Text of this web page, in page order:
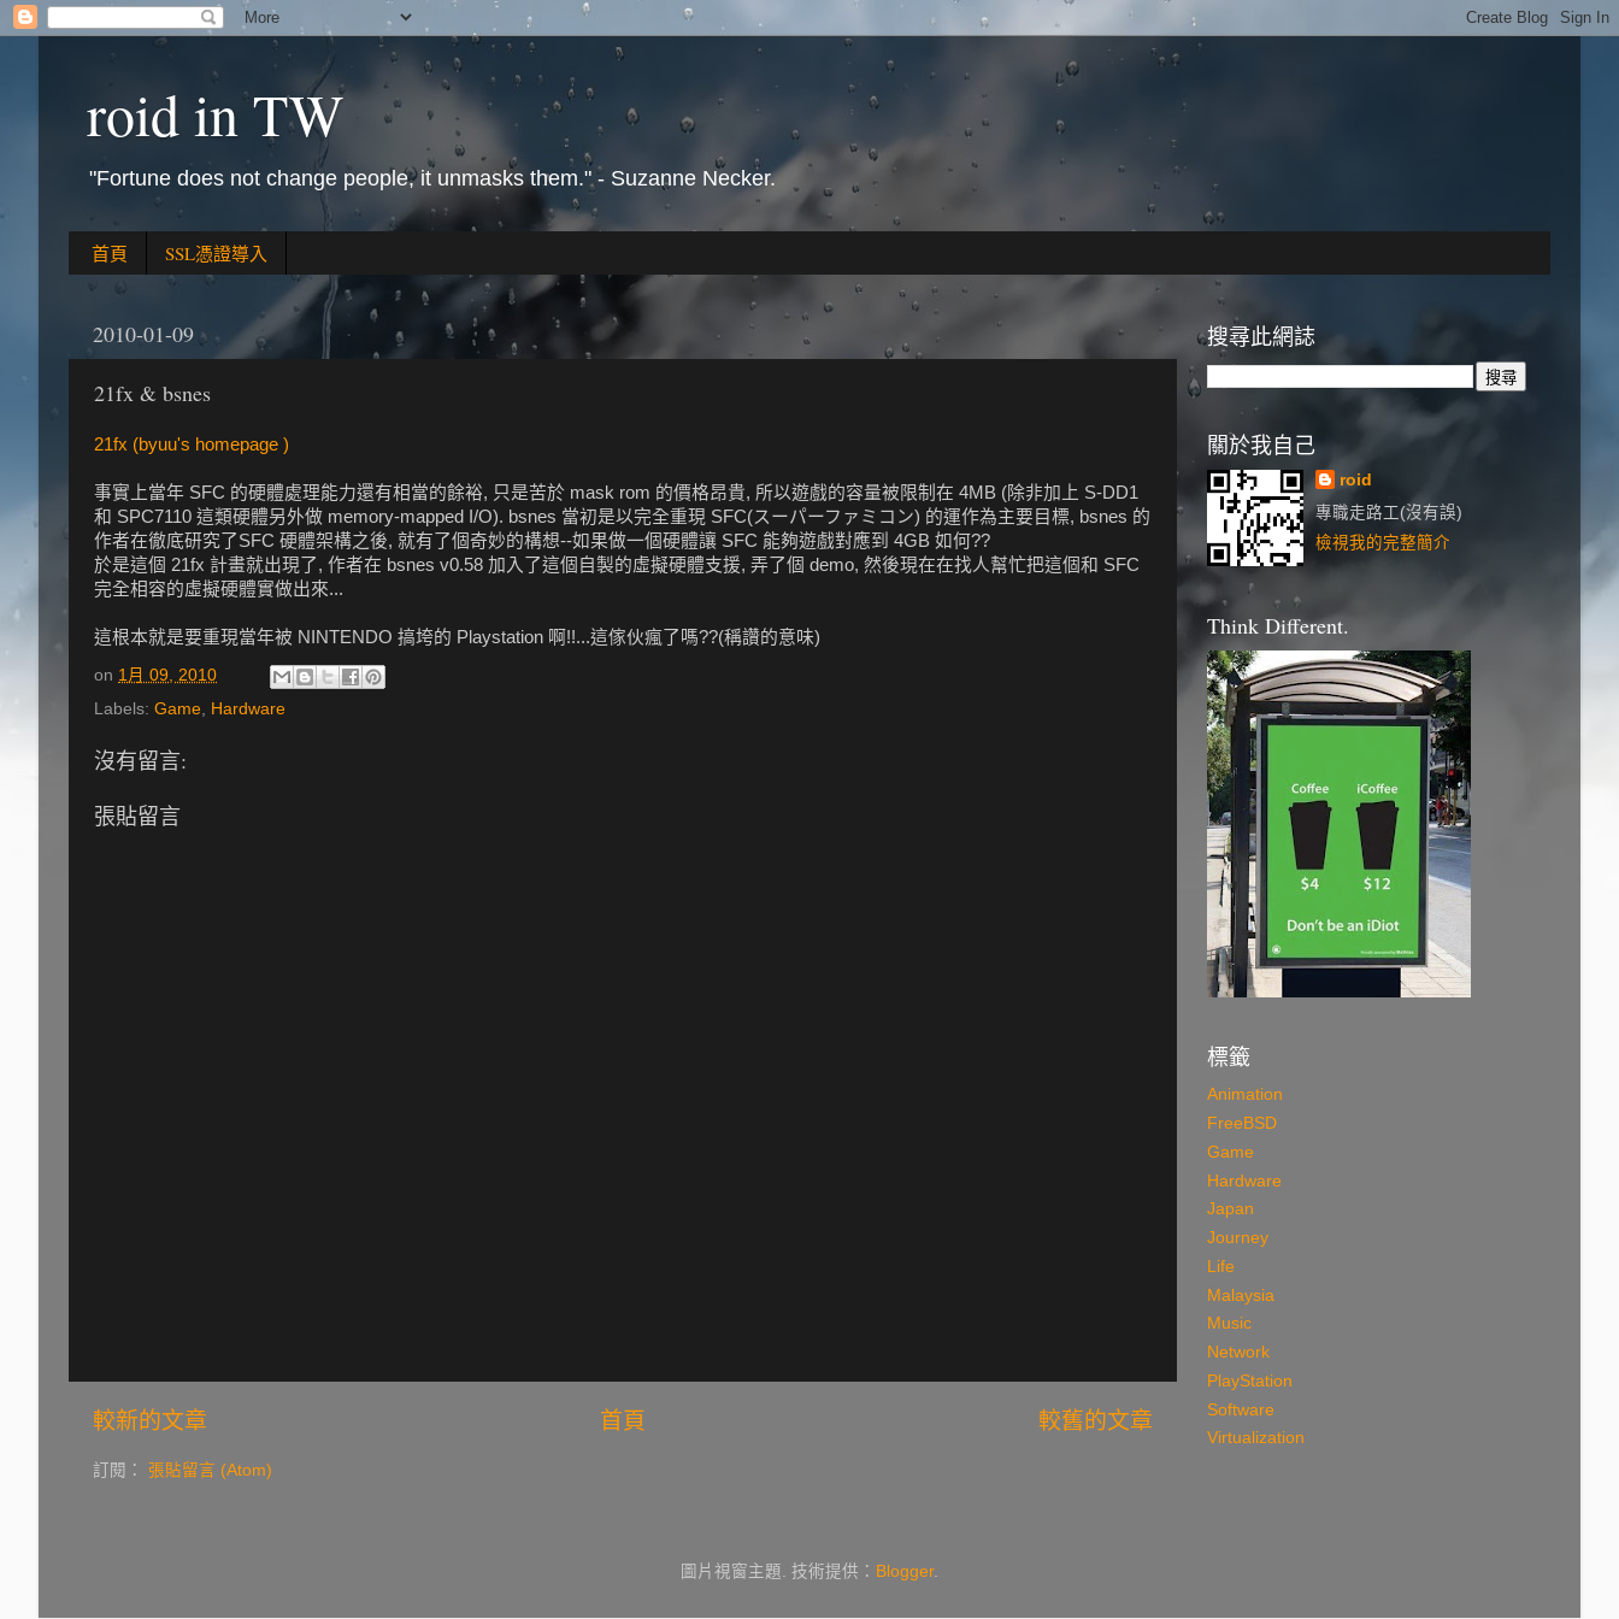
roid in TW
"Fortune does not change people, it unmasks them." - Suzanne Necker.
首頁 SSL憑證導入
2010-01-09
21fx & bsnes
21fx (byuu's homepage )
事實上當年 SFC 的硬體處理能力還有相當的餘裕, 只是苦於 mask rom 的價格昂貴, 所以遊戲的容量被限制在 4MB (除非加上 S-DD1
和 SPC7110 這類硬體另外做 memory-mapped I/O). bsnes 當初是以完全重現 SFC(スーパーファミコン) 的運作為主要目標, bsnes 的
作者在徹底研究了SFC 硬體架構之後, 就有了個奇妙的構想--如果做一個硬體讓 SFC 能夠遊戲對應到 4GB 如何??
於是這個 21fx 計畫就出現了, 作者在 bsnes v0.58 加入了這個自製的虛擬硬體支援, 弄了個 demo, 然後現在在找人幫忙把這個和 SFC
完全相容的虛擬硬體實做出來...
這根本就是要重現當年被 NINTENDO 搞垮的 Playstation 啊!!...這傢伙瘋了嗎??(稱讚的意味)
on 1月 09, 2010
Labels: Game, Hardware
沒有留言:
張貼留言
較新的文章 較舊的文章
首頁
訂閱： 張貼留言 (Atom)
搜尋此網誌
關於我自己
roid
專職走路工(沒有誤)
檢視我的完整簡介
Think Different.
標籤
Animation
FreeBSD
Game
Hardware
Japan
Journey
Life
Malaysia
Music
Network
PlayStation
Software
Virtualization
圖片視窗主題. 技術提供： Blogger.